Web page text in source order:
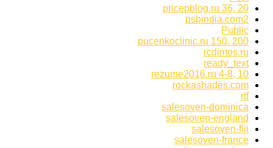
pricepblog.ru 36, 20
psbindia.com2
Public
pucenkoclinic.ru 150, 200
rcdimos.ru
ready_text
rezume2016.ru 4-8, 10
rockashades.com
rtf
salesoven-dominica
salesoven-england
salesoven-fiji
salesoven-france